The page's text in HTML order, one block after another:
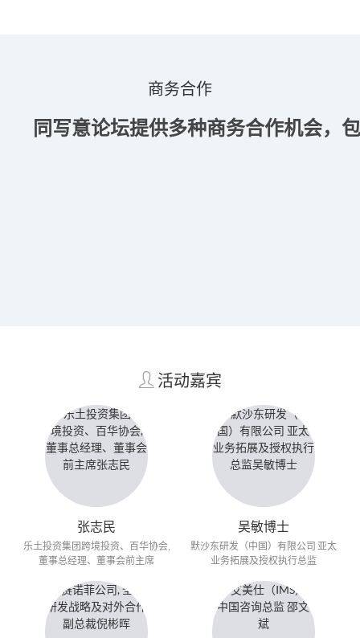
商务合作
同写意论坛提供多种商务合作机会，
活动嘉宾
张志民
乐土投资集团跨境投资、百华协会,
董事总经理、董事会前主席
吴敏博士
默沙东研发（中国）有限公司 亚太
业务拓展及授权执行总监